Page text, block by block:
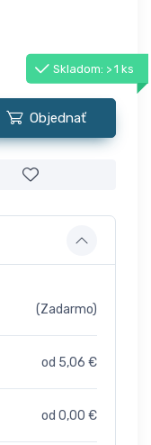
Skladom: > 1 ks
Objednať
(Zadarmo)
od 5,06 €
od 0,00 €